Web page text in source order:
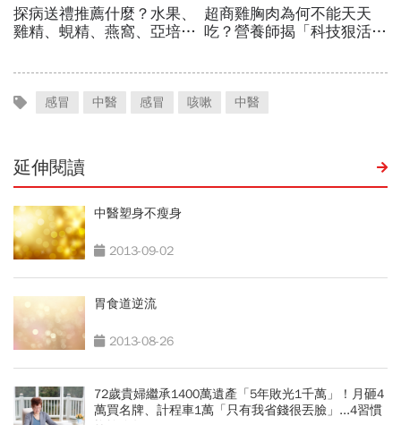
感冒 中醫 感冒 咳嗽 中醫
延伸閱讀
中醫塑身不瘦身
2013-09-02
胃食道逆流
2013-08-26
72歲貴婦繼承1400萬遺產「5年敗光1千萬」！月砸4
萬買名牌、計程車1萬「只有我省錢很丟臉」...4習慣